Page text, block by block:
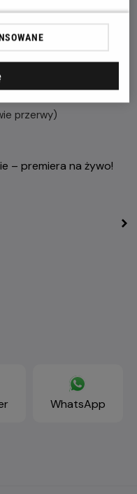
Leticia Dias,
przerwy)
WhatsApp